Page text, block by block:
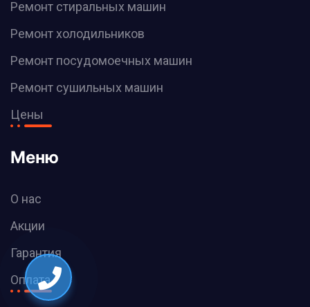
Ремонт стиральных машин
Ремонт холодильников
Ремонт посудомоечных машин
Ремонт сушильных машин
Цены
Меню
О нас
Акции
Гарантия
Оплата